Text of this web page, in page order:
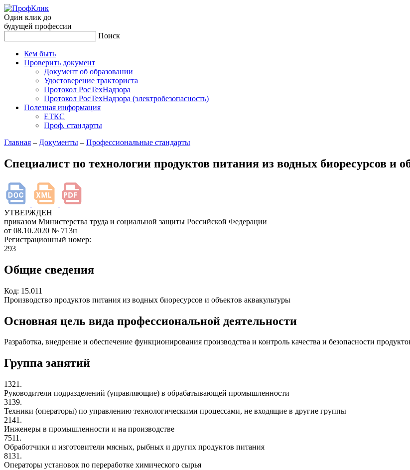
Один клик до
будущей профессии
Поиск
Кем быть
Проверить документ
Документ об образовании
Удостоверение тракториста
Протокол РосТехНадзора
Протокол РосТехНадзора (электробезопасность)
Полезная информация
ЕТКС
Проф. стандарты
Главная – Документы – Профессиональные стандарты
Специалист по технологии продуктов питания из водных биоресурсов и
УТВЕРЖДЕН
приказом Министерства труда и социальной защиты Российской Федерации
от 08.10.2020 № 713н
Регистрационный номер:
293
Общие сведения
Код: 15.011
Производство продуктов питания из водных биоресурсов и объектов аквакультуры
Основная цель вида профессиональной деятельности
Разработка, внедрение и обеспечение функционирования производства и контроль качества и безопасности
Группа занятий
1321.
Руководители подразделений (управляющие) в обрабатывающей промышленности
3139.
Техники (операторы) по управлению технологическими процессами, не входящие в другие группы
2141.
Инженеры в промышленности и на производстве
7511.
Обработчики и изготовители мясных, рыбных и других продуктов питания
8131.
Операторы установок по переработке химического сырья